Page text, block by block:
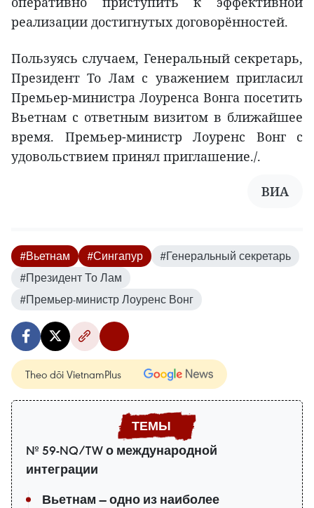
реализации достигнутых договорённостей.
Пользуясь случаем, Генеральный секретарь,
Президент То Лам с уважением пригласил
Премьер-министра Лоуренса Вонга посетить
Вьетнам с ответным визитом в ближайшее
время. Премьер-министр Лоуренс Вонг с
удовольствием принял приглашение./.
ВИА
#Вьетнам #Сингапур
#Генеральный секретарь
#Президент То Лам
#Премьер-министр Лоуренс Вонг
Theo dõi VietnamPlus
№ 59-NQ/TW о международной
интеграции
Вьетнам — одно из наиболее